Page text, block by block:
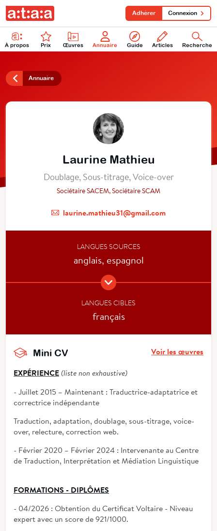
À propos Prix Œuvres Annuaire Guide Articles Recherche
Adhérer Connexion
Annuaire
Laurine Mathieu
Doublage, Sous-titrage, Voice-over
Sociétaire SACEM, Sociétaire SCAM
laurine.mathieu31@gmail.com
LANGUES SOURCES
anglais, espagnol
LANGUES CIBLES
français
Mini CV
Voir les œuvres
EXPÉRIENCE (liste non exhaustive)
- Juillet 2015 – Maintenant : Traductrice-adaptatrice et
correctrice indépendante
Traduction, adaptation, doublage, sous-titrage, voice-
over, relecture, correction web.
- Février 2020 – Février 2024 : Intervenante au Centre
de Traduction, Interprétation et Médiation Linguistique
FORMATIONS - DIPLÔMES
- 04/2026 : Obtention du Certificat Voltaire - Niveau
expert avec un score de 921/1000.